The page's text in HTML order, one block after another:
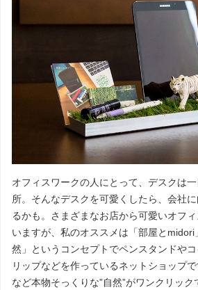
オフィスワークの人にとって、デスクは
所。そんなデスクを可愛くしたら、会社
るかも。さまざまなお店から可愛いオフ
いますが、私のオススメは「部屋とmidori
然」というコンセプトでペンスタンドや
リップなどを作っているネットショップ
など本物そっくりな”自然”がワンクリック